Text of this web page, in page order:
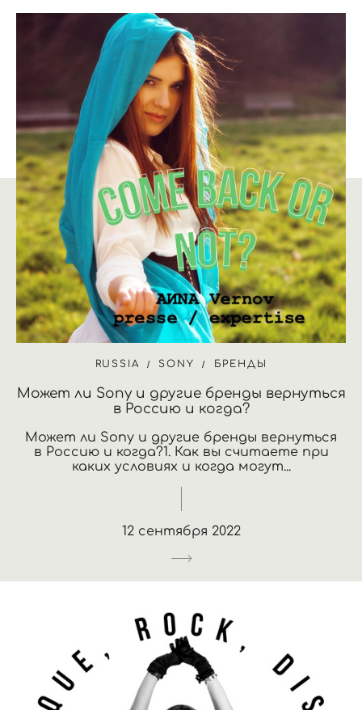
RUSSIA SONY БРЕНДЫ
Может ли Sony и другие бренды вернуться
в Россию и когда?
Может ли Sony и другие бренды вернуться
в Россию и когда?1. Как вы считаете при
каких условиях и когда могут...
12 сентября 2022